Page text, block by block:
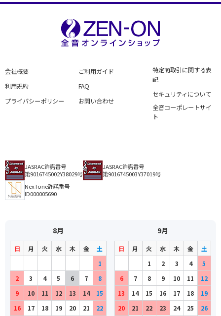
会社概要
利用規約
プライバシーポリシー
ご利用ガイド
FAQ
お問い合わせ
特定商取引に関する表
記
セキュリティについて
全音コーポレートサイ
ト
JASRAC許諾番号
第9016745002Y38029号
JASRAC許諾番号
第9016745003Y37019号
NexTone許諾番号
ID000005690
8月
日 月 火 水 木 金
土
1
2
3 4 5 6 7
8
9
10 11 12 13 14
15
16
17 18 19 20 21 22
9月
日 月 火 水 木 金
土
1
2 3 4
5
6
7 8 9 10 11
12
13
14 15 16 17 18
19
20
21 22 23 24 25 26